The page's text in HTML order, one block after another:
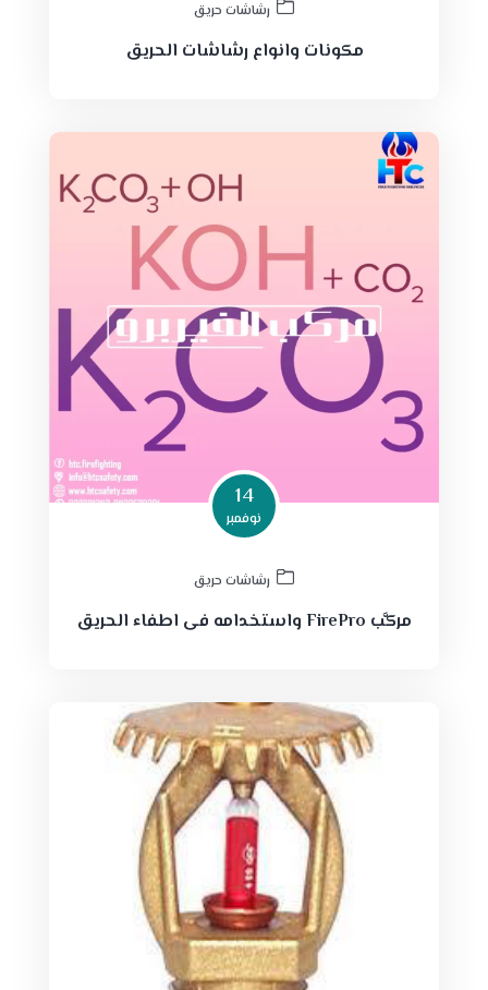
رشاشات حريق
مكونات وانواع رشاشات الحريق
14
نوفمبر
رشاشات حريق
مركَّب FirePro واستخدامه فى اطفاء الحريق